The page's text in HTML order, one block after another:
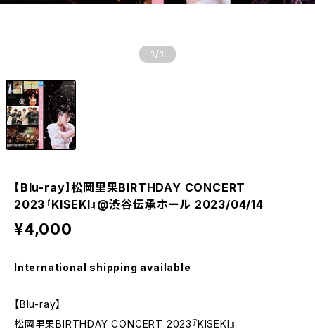
1 /1
【Blu-ray】松岡里果BIRTHDAY CONCERT
2023『KISEKI』@渋谷伝承ホール 2023/04/14
¥4,000
International shipping available
【Blu-ray】
松岡里果BIRTHDAY CONCERT 2023『KISEKI』